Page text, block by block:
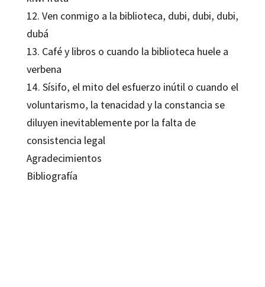
12. Ven conmigo a la biblioteca, dubi, dubi, dubi,
dubá
13. Café y libros o cuando la biblioteca huele a
verbena
14. Sísifo, el mito del esfuerzo inútil o cuando el
voluntarismo, la tenacidad y la constancia se
diluyen inevitablemente por la falta de
consistencia legal
Agradecimientos
Bibliografía